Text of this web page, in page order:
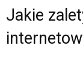
Jakie